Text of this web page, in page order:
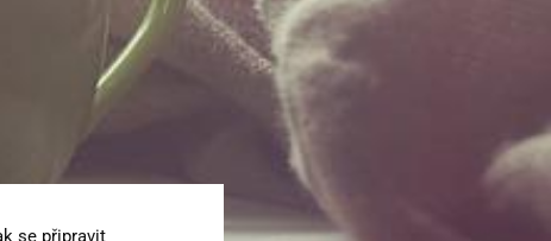
se připravit